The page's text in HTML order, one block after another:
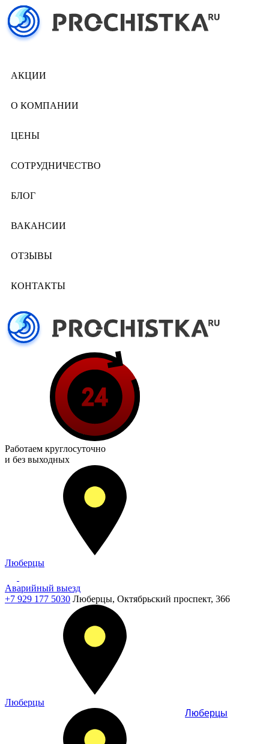
АКЦИИ
О КОМПАНИИ
ЦЕНЫ
СОТРУДНИЧЕСТВО
БЛОГ
ВАКАНСИИ
ОТЗЫВЫ
КОНТАКТЫ
Работаем круглосуточно
и без выходных
Люберцы
Аварийный выезд
+7 929 177 5030 Люберцы, Октябрьский проспект, 366
Люберцы
Люберцы